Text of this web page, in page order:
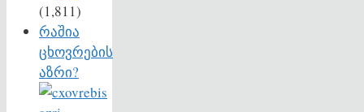
(1,811)
რაშია
ცხოვრების
აზრი?